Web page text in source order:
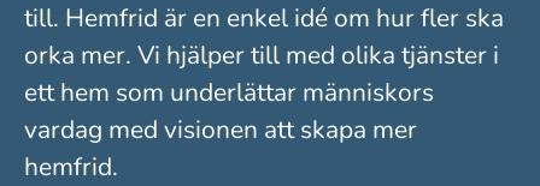
till. Hemfrid är en enkel idé om hur fler ska
orka mer. Vi hjälper till med olika tjänster i
ett hem som underlättar människors
vardag med visionen att skapa mer
hemfrid.